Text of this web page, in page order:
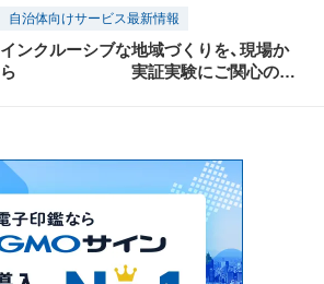
自治体向けサービス最新情報
インクルーシブな地域づくりを、現場か
ら 実証実験にご関心のあ